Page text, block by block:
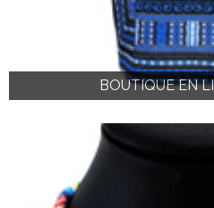
BOUTIQUE EN